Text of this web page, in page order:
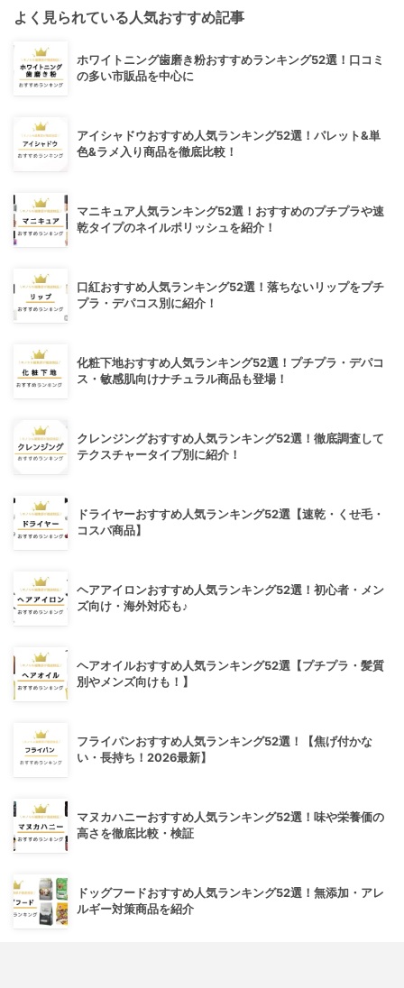
よく見られている人気おすすめ記事
ホワイトニング歯磨き粉おすすめランキング52選！口コミ
の多い市販品を中心に
アイシャドウおすすめ人気ランキング52選！パレット&単
色&ラメ入り商品を徹底比較！
マニキュア人気ランキング52選！おすすめのプチプラや速
乾タイプのネイルポリッシュを紹介！
口紅おすすめ人気ランキング52選！落ちないリップをプチ
プラ・デパコス別に紹介！
化粧下地おすすめ人気ランキング52選！プチプラ・デパコ
ス・敏感肌向けナチュラル商品も登場！
クレンジングおすすめ人気ランキング52選！徹底調査して
テクスチャータイプ別に紹介！
ドライヤーおすすめ人気ランキング52選【速乾・くせ毛・
コスパ商品】
ヘアアイロンおすすめ人気ランキング52選！初心者・メン
ズ向け・海外対応も♪
ヘアオイルおすすめ人気ランキング52選【プチプラ・髪質
別やメンズ向けも！】
フライパンおすすめ人気ランキング52選！【焦げ付かな
い・長持ち！2026最新】
マヌカハニーおすすめ人気ランキング52選！味や栄養価の
高さを徹底比較・検証
ドッグフードおすすめ人気ランキング52選！無添加・アレ
ルギー対策商品を紹介